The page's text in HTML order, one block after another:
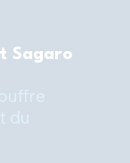
Sagaro